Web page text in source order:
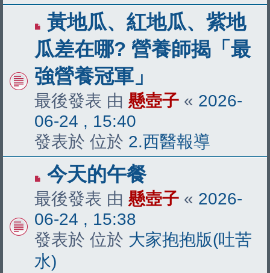
有
新
文
章
黃地瓜、紅地瓜、紫地
瓜差在哪? 營養師揭「最
強營養冠軍」
最後發表 由 懸壺子 « 2026-
06-24 , 15:40
發表於 位於 2.西醫報導
有
新
文
章
今天的午餐
最後發表 由 懸壺子 « 2026-
06-24 , 15:38
發表於 位於 大家抱抱版(吐苦
水)